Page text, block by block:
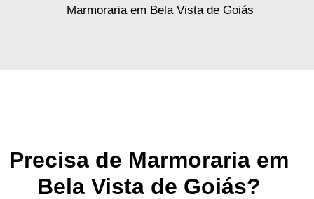
Marmoraria em Bela Vista de Goiás
Precisa de Marmoraria em
Bela Vista de Goiás?